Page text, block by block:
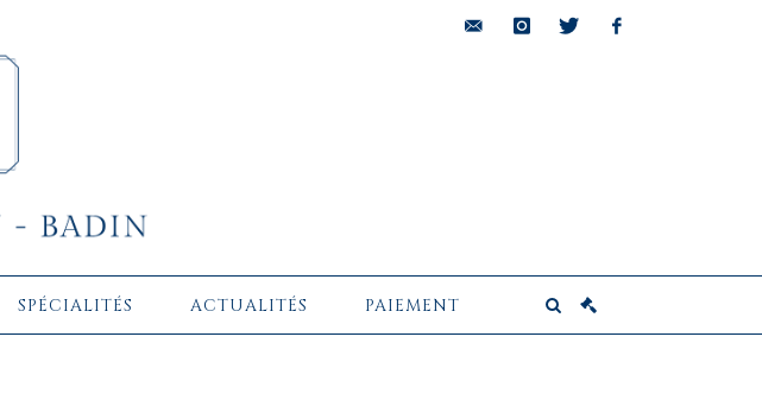
SPÉCIALITÉS ACTUALITÉS PAIEMENT